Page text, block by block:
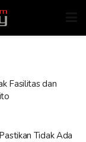
Fasilitas dan
Tidak Ada